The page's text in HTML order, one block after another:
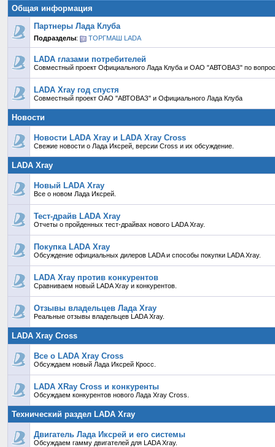
Общая информация
Партнеры Лада Клуба
Подразделы: ТОРГМАШ LADA
LADA глазами потребителей
Совместный проект Официального Лада Клуба и ОАО "АВТОВАЗ" по
LADA Xray год спустя
Совместный проект ОАО "АВТОВАЗ" и Официального Лада Клуба
Новости
Новости LADA Xray и LADA Xray Cross
Свежие новости о Лада Иксрей, версии Cross и их обсуждение.
LADA Xray
Новый LADA Xray
Все о новом Лада Иксрей.
Тест-драйв LADA Xray
Отчеты о пройденных тест-драйвах нового LADA Xray.
Покупка LADA Xray
Обсуждение официальных дилеров LADA и способы покупки LADA Xray.
LADA Xray против конкурентов
Сравниваем новый LADA Xray и конкурентов.
Отзывы владельцев Лада Xray
Реальные отзывы владельцев LADA Xray.
LADA Xray Cross
Все о LADA Xray Cross
Обсуждаем новый Лада Иксрей Кросс.
LADA XRay Cross и конкуренты
Обсуждаем конкурентов нового Лада Xray Cross.
Технический раздел LADA Xray
Двигатель Лада Иксрей и его системы
Обсуждаем гамму двигателей для LADA Xray.